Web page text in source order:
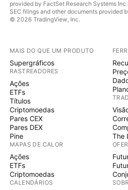
provided by FactSet Research Systems
SEC filings and other documents provided
© 2026 TradingView, Inc.
MAIS DO QUE UM PRODUTO
Supergráficos
RASTREADORES
Ações
ETFs
Títulos
Criptomoedas
Pares CEX
Pares DEX
Pine
MAPAS DE CALOR
Ações
ETFs
Criptomoedas
CALENDÁRIOS
The